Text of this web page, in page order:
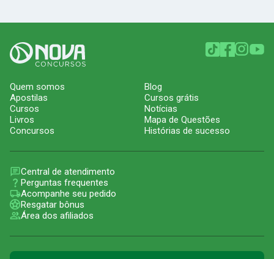
Quem somos
Apostilas
Cursos
Livros
Concursos
Blog
Cursos grátis
Notícias
Mapa de Questões
Histórias de sucesso
Central de atendimento
Perguntas frequentes
Acompanhe seu pedido
Resgatar bônus
Área dos afiliados